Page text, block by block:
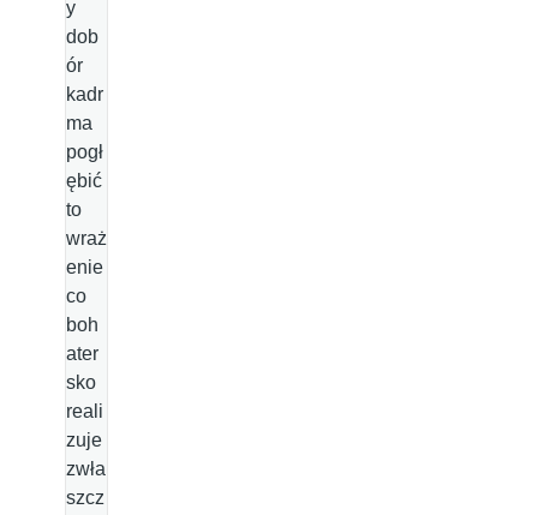
y
dob
ór
kadr
ma
pogł
ębić
to
wraż
enie
co
boh
ater
sko
reali
zuje
zwła
szcz